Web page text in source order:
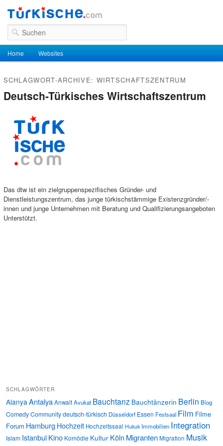
Suchen
Hauptmenü
Zum Inhalt wechseln
Zum sekundären Inhalt wechseln
Home Websites
SCHLAGWORT-ARCHIVE: WIRTSCHAFTSZENTRUM
Deutsch-Türkisches Wirtschaftszentrum
Das dtw ist ein zielgruppenspezifisches Gründer- und
Dienstleistungszentrum, das junge türkischstämmige Existenzgründer/-
innen und junge Unternehmen mit Beratung und Qualifizierungsangeboten
Unterstützt.
SCHLAGWÖRTER
AlanyaAntalyaAnwaltAvukat Bauchtanz Bauchtänzerin Berlin Blog
ComedyCommunitydeutsch-türkisch Düsseldorf Essen Festsaal Film Filme
Forum Hamburg Hochzeit Hochzeitssaal Hukuk Immobilien Integration
Islam IstanbulKino Komödie Kultur Köln MigrantenMigration Musik